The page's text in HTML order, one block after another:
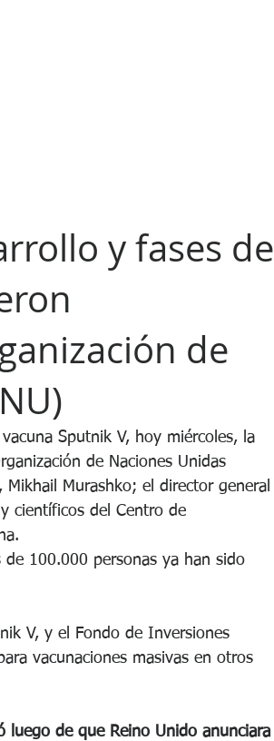
y fases de
de
Sputnik V, hoy miércoles, la
de Naciones Unidas
Murashko; el director general
científicos del Centro de
100.000 personas ya han sido
V, y el Fondo de Inversiones
vacunaciones masivas en otros
luego de que Reino Unido anunciara